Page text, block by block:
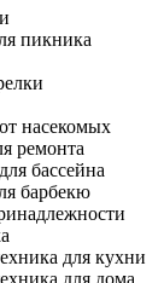
пикника
насекомых
ремонта
бассейна
барбекю
для кухни
для дома